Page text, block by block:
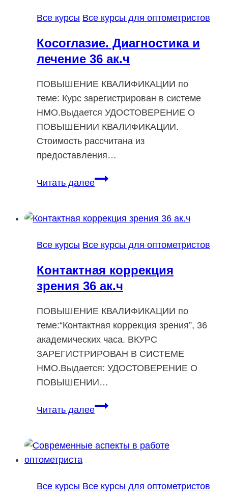
Все курсы Все курсы для оптометристов
Косоглазие. Диагностика и
лечение 36 ак.ч
ПОВЫШЕНИЕ КВАЛИФИКАЦИИ по
теме: Курс зарегистрирован в системе
НМО.Выдается УДОСТОВЕРЕНИЕ О
ПОВЫШЕНИИ КВАЛИФИКАЦИИ.
Стоимость рассчитана из
предоставления…
Читать далееКосоглазие.
лечение
ак.ч
Все курсы Все курсы для оптометристов
Контактная коррекция
зрения 36 ак.ч
ПОВЫШЕНИЕ КВАЛИФИКАЦИИ по
теме:“Контактная коррекция зрения”, 36
академических часа. ВКУРС
ЗАРЕГИСТРИРОВАН В СИСТЕМЕ
НМО.Выдается: УДОСТОВЕРЕНИЕ О
ПОВЫШЕНИИ…
Читать далееКонтактная
36
Все курсы Все курсы для оптометристов